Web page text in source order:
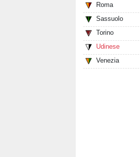
Roma
Sassuolo
Torino
Udinese
Venezia